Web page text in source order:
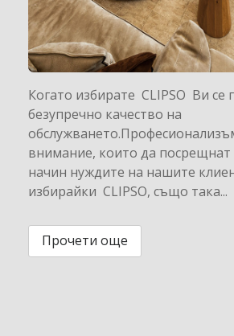
Когато избирате CLIPSO Ви се
безупречно качество на
внимание, които да
начин нуждите на нашите
избирайки CLIPSO, също така...
Прочети още